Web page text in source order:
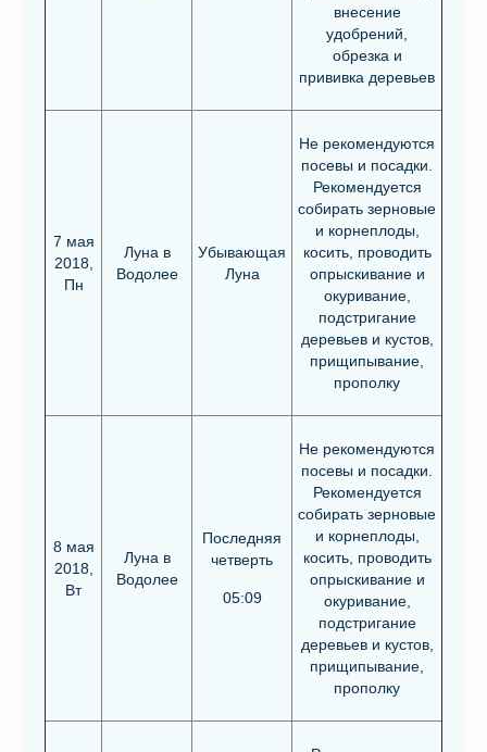
внесение
удобрений,
обрезка и
прививка деревьев
7 мая
2018,
Пн
Луна в
Водолее
Убывающая
Луна
Не рекомендуются
посевы и посадки.
Рекомендуется
собирать зерновые
и корнеплоды,
косить, проводить
опрыскивание и
окуривание,
подстригание
деревьев и кустов,
прищипывание,
прополку
8 мая
2018,
Вт
Луна в
Водолее
Последняя
четверть
05:09
Не рекомендуются
посевы и посадки.
Рекомендуется
собирать зерновые
и корнеплоды,
косить, проводить
опрыскивание и
окуривание,
подстригание
деревьев и кустов,
прищипывание,
прополку